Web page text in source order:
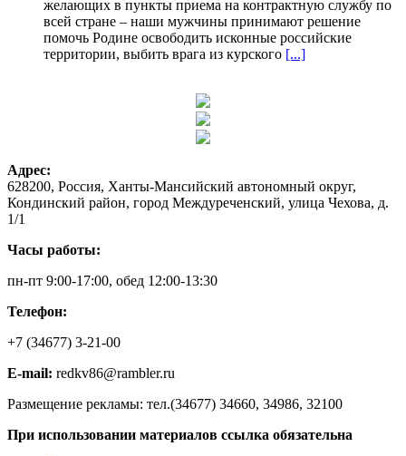
желающих в пункты приема на контрактную службу по
всей стране – наши мужчины принимают решение
помочь Родине освободить исконные российские
территории, выбить врага из курского [...]
Адрес:
628200, Россия, Ханты-Мансийский автономный округ,
Кондинский район, город Междуреченский, улица Чехова, д.
1/1
Часы работы:
пн-пт 9:00-17:00, обед 12:00-13:30
Телефон:
+7 (34677) 3-21-00
E-mail: redkv86@rambler.ru
Размещение рекламы: тел.(34677) 34660, 34986, 32100
При использовании материалов ссылка обязательна